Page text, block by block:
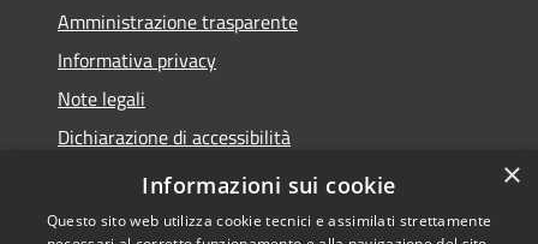
Amministrazione trasparente
Informativa privacy
Note legali
Dichiarazione di accessibilità
Piano di miglioramento del sito
×
Informazioni sui cookie
Questo sito web utilizza cookie tecnici e assimilati strettamente